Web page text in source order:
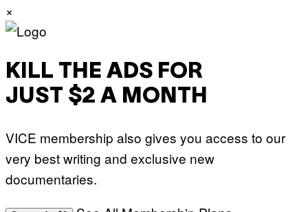
×
KILL THE ADS FOR
JUST $2 A MONTH
VICE membership also gives you access to our
very best writing and exclusive new
documentaries.